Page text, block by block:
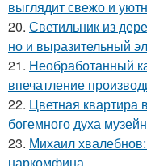
выглядит свежо и
20. Светильник из
но и выразительный
21. Необработанный
впечатление
22. Цветная квартира
богемного духа
23. Михаил
наркомфина.